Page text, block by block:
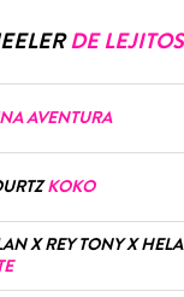
DE LEJITOS
AVENTURA
KOKO
X REY TONY X